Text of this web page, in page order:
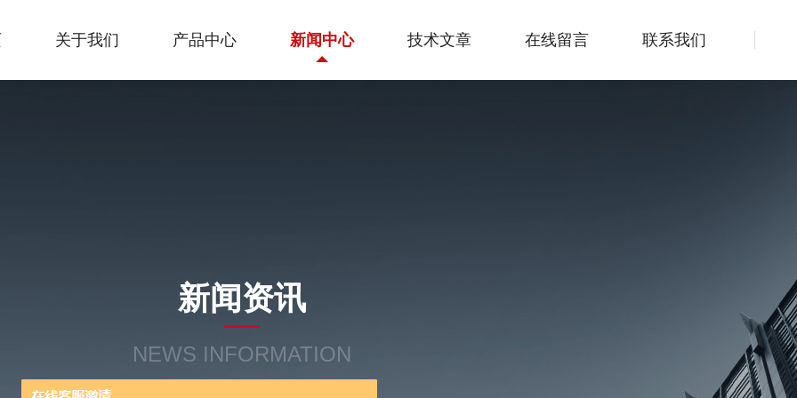
关于我们 产品中心 新闻中心 技术文章 在线留言 联系我们
新闻资讯
NEWS INFORMATION